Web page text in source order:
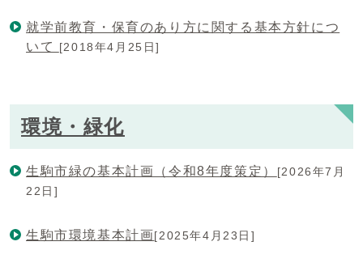
就学前教育・保育のあり方に関する基本方針につ
いて
[2018年4月25日]
環境・緑化
生駒市緑の基本計画（令和8年度策定）
[2026年7月
22日]
生駒市環境基本計画[2025年4月23日]